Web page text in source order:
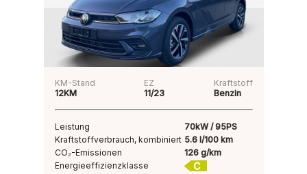
KM-Stand
12KM
EZ
11/23
Kraftstoff
Benzin
Leistung
70kW / 95PS
Kraftstoffverbrauch, kombiniert 5.6 l/100 km
CO₂-Emissionen
126 g/km
Energieeffizienzklasse
C